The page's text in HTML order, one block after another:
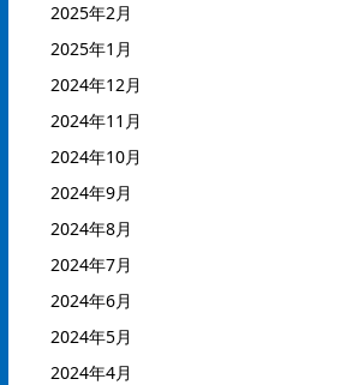
2025年2月
2025年1月
2024年12月
2024年11月
2024年10月
2024年9月
2024年8月
2024年7月
2024年6月
2024年5月
2024年4月